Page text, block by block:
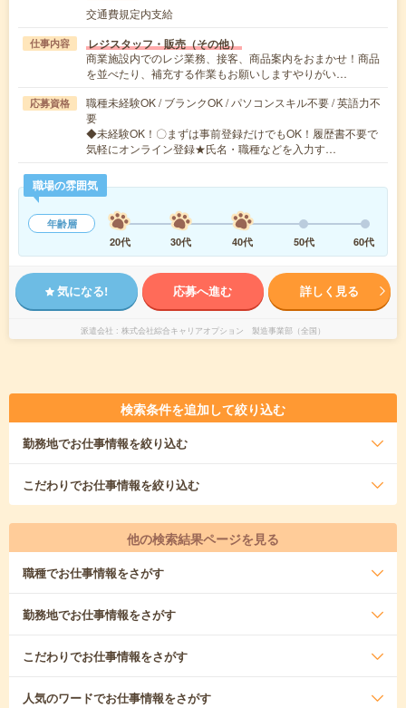
交通費規定内支給
仕事内容 レジスタッフ・販売（その他）
商業施設内でのレジ業務、接客、商品案内をおまかせ！商品
を並べたり、補充する作業もお願いしますやりがい…
応募資格
職種未経験OK / ブランクOK / パソコンスキル不要 / 英語力不
要
◆未経験OK！〇まずは事前登録だけでもOK！履歴書不要で
気軽にオンライン登録★氏名・職種などを入力す…
職場の雰囲気
年齢層
20代
30代 40代 50代 60代
気になる! 応募へ進む 詳しく見る
派遣会社 株式会社綜合キャリアオプション 製造事業部（全国）
検索条件を追加して絞り込む
勤務地でお仕事情報を絞り込む
こだわりでお仕事情報を絞り込む
他の検索結果ページを見る
職種でお仕事情報をさがす
勤務地でお仕事情報をさがす
こだわりでお仕事情報をさがす
人気のワードでお仕事情報をさがす